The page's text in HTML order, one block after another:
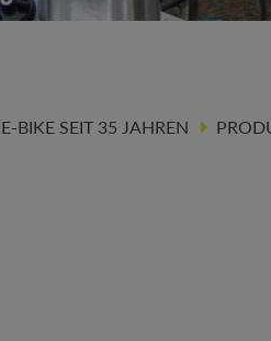
BIKE SEIT 35 JAHREN